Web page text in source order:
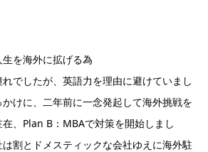
を海外に拡げる為
でしたが、英語力を理由に避けていまし
けに、二年前に一念発起して海外挑戦を
、Plan B：MBAで対策を開始しまし
割とドメスティックな会社ゆえに海外駐